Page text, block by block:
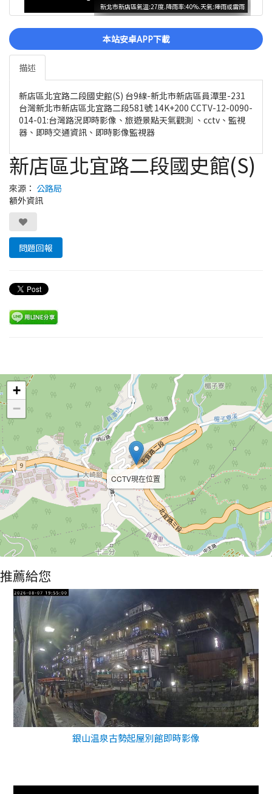
新北市新店區氣溫:27度.降雨率:40%.天氣:陣雨或雷雨
本站安卓APP下載
描述
新店區北宜路二段國史館(S) 台9線-新北市新店區員潭里-231
台灣新北市新店區北宜路二段581號 14K+200 CCTV-12-0090-
014-01:台灣路況即時影像、旅遊景點天氣觀測 、cctv、監視
器、即時交通資訊、即時影像監視器
新店區北宜路二段國史館(S)
來源： 公路局
額外資訊
問題回報
CCTV現在位置
+
−
推薦給您
銀山温泉古勢起屋別館即時影像